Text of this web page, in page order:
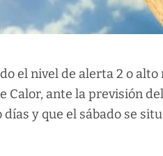
el nivel de alerta 2 o
Calor, ante la previsión
y que el sábado se